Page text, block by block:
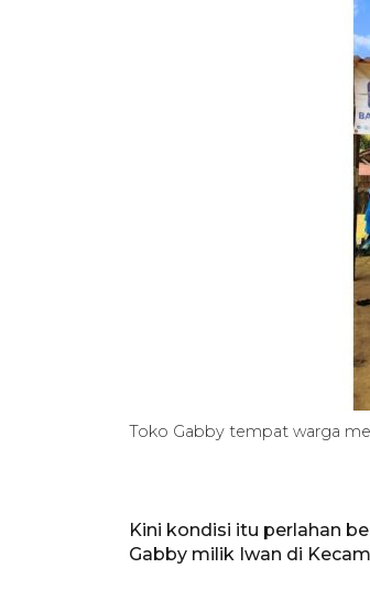
Toko Gabby tempat warga
Kini kondisi itu perlahan
Gabby milik Iwan di